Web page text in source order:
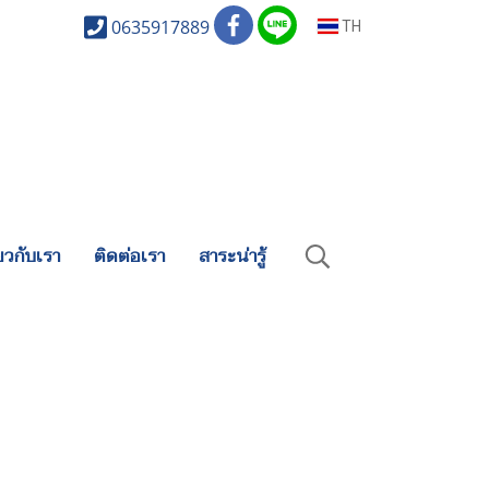
0635917889 TH
กับเรา ติดต่อเรา สาระน่ารู้